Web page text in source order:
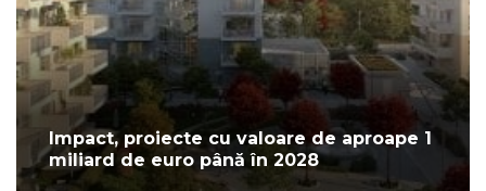
Impact, proiecte cu valoare de aproape 1
miliard de euro până în 2028